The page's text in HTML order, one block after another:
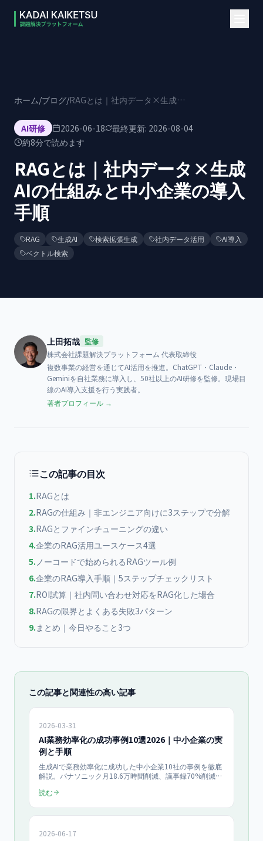
ホーム/ブログ/ RAGとは｜社内データ×生成AIの仕組みと中小企業の導入手順
AI研修 2026-06-18 最終更新: 2026-08-04
約8分で読めます
RAGとは｜社内データ×生成
AIの仕組みと中小企業の導入
手順
RAG 生成AI 検索拡張生成 社内データ活用
AI導入
ベクトル検索
上田拓哉 監修
株式会社課題解決プラットフォーム 代表取締役
複数事業の経営を通じてAI活用を推進。ChatGPT・Claude・
Geminiを自社業務に導入し、50社以上のAI研修を監修。現場目
線のAI導入支援を行う実践者。
著者プロフィール →
この記事の目次
1.RAGとは
2.RAGの仕組み｜非エンジニア向けに3ステップで分解
3.RAGとファインチューニングの違い
4.企業のRAG活用ユースケース4選
5. ノーコードで始められるRAGツール例
6.企業のRAG導入手順｜5ステップチェックリスト
7.ROI試算｜社内問い合わせ対応をRAG化した場合
8.RAGの限界とよくある失敗3パターン
9.まとめ｜今日やること3つ
この記事と関連性の高い記事
2026-03-31
AI業務効率化の成功事例10選2026｜中小企業の実
例と手順
生成AIで業務効率化に成功した中小企業10社の事例を徹底
解説。パナソニック月18.6万時間削減、議事録70%削減、
ChatGPT・Claude・Copilotの使い分け、月40時間削減を
読む
2026-06-17